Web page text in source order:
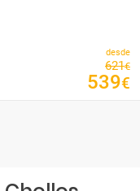
desde
621€
539€